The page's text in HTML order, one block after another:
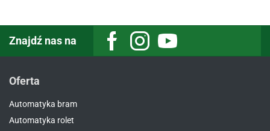
Znajdź nas na FacebookInstagramYoutube
Oferta
Automatyka bram
Automatyka rolet